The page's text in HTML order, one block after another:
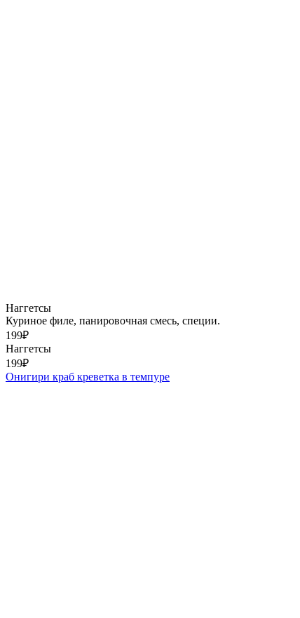
Наггетсы
Куриное филе, панировочная смесь, специи.
199₽
Наггетсы
199₽
Онигири краб креветка в темпуре